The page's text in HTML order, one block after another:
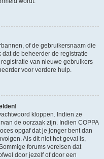
of de gebruikersnaam die
de beheerder de registratie
van nieuwe gebruikers
voor verdere hulp.
kloppen. Indien ze
de oorzaak zijn. Indien COPPA
opgaf dat je jonger bent dan
Als dit niet het geval is,
forums vereisen dat
door jezelf of door een